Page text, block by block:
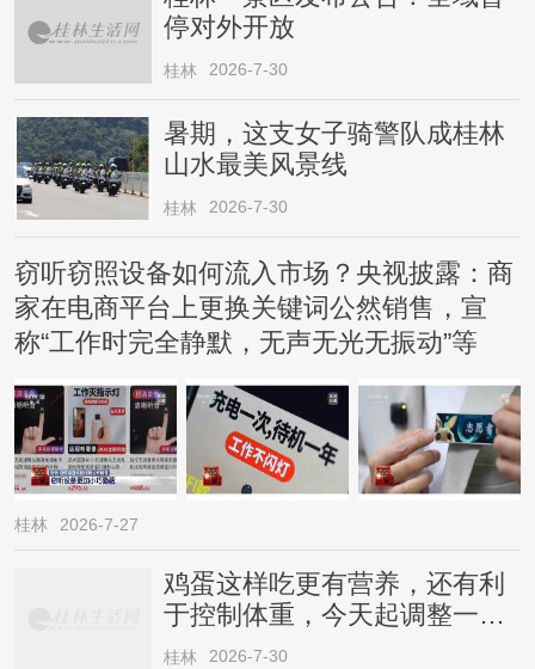
停对外开放
桂林 2026-7-30
暑期，这支女子骑警队成桂林
山水最美风景线
桂林 2026-7-30
窃听窃照设备如何流入市场？央视披露：商
家在电商平台上更换关键词公然销售，宣
称“工作时完全静默，无声无光无振动”等
桂林 2026-7-27
鸡蛋这样吃更有营养，还有利
于控制体重，今天起调整一下
→
桂林 2026-7-30